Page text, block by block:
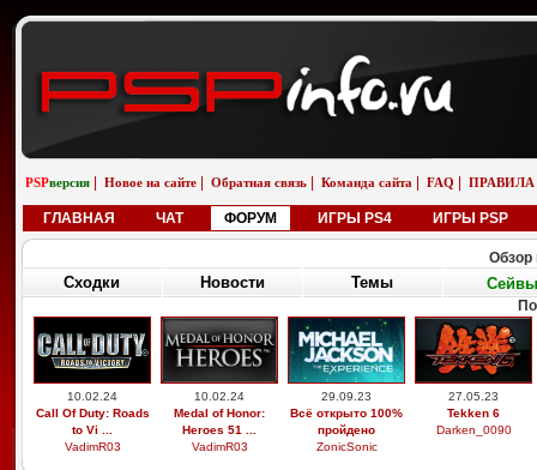
PSPверсия Новое на сайте Обратная связь Команда сайта FAQ ПРАВИЛА
ГЛАВНАЯ ЧАТ ФОРУМ ИГРЫ PS4 ИГРЫ PSP
Обзор
Сходки Новости Темы Сейвы
10.02.24
Call Of Duty: Roads
to Vi ...
VadimR03
10.02.24
Medal of Honor:
Heroes 51 ...
VadimR03
29.09.23
Всё открыто 100%
пройдено
ZonicSonic
27.05.23
Tekken 6
Darken_0090